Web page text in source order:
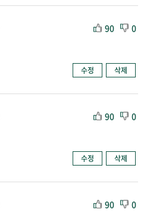
90
0
수정 삭제
90
0
수정 삭제
90
0